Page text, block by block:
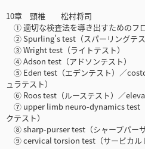
10章 頸椎 松村将司
① 適切な検査法を導き出すためのフ
② Spurling's test（スパーリングテス
③ Wright test（ライトテスト）
④ Adson test（アドソンテスト）
⑤ Eden test（エデンテスト）／
ュラテスト）
⑥ Roos test（ルーステスト）／
⑦ upper limb neuro-dynamics test
クテスト）
⑧ sharp-purser test（シャープパーサ
⑨ cervical torsion test（サービカル